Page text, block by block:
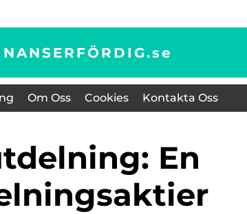
se
Om Oss Cookies Kontakta Oss